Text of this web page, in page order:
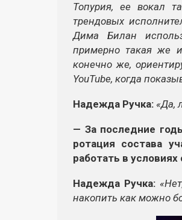
Топурия, ее вокал
трендовых
Дима Билан
примерно такая же
конечно же,
YouTube, когда
Надежда Ручка: «Да,
— За последние
ротация состава
работать в
Надежда Ручка:
накопить как можно